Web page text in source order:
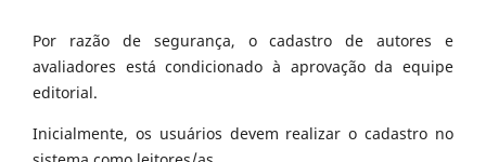
Por razão de segurança, o cadastro de autores e
avaliadores está condicionado à aprovação da equipe
editorial.
Inicialmente, os usuários devem realizar o cadastro no